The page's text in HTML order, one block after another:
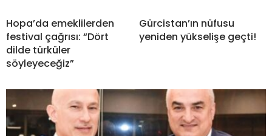
Hopa’da emeklilerden
festival çağrısı: “Dört
dilde türküler
söyleyeceğiz”
Gürcistan’ın nüfusu
yeniden yükselişe geçti!